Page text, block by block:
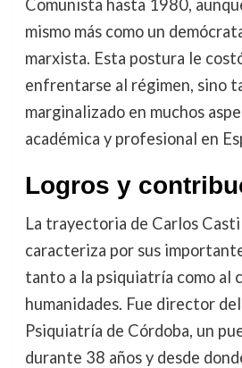
Comunista hasta 1980,
mismo más como un
marxista. Esta postura le
enfrentarse al régimen, sino
marginalizado en muchos
académica y profesional en
Logros y
La trayectoria de Carlos
caracteriza por sus
tanto a la psiquiatría como al
humanidades. Fue director
Psiquiatría de Córdoba, un
durante 38 años y desde